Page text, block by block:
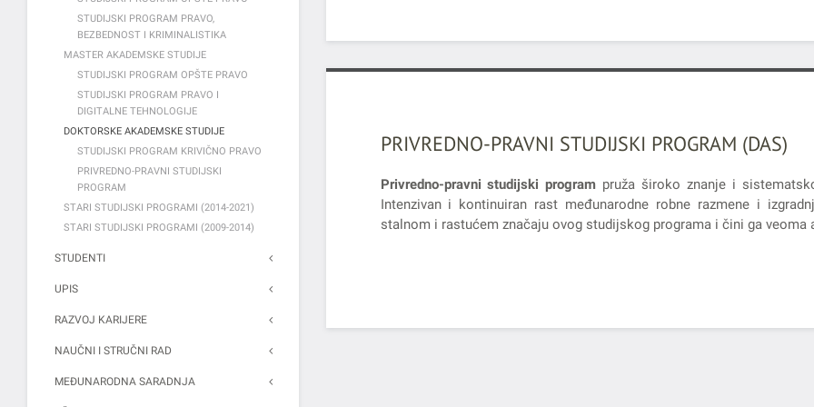
PRIVREDNO-PRAVNI STUDIJSKI PROGRAM (DAS)
Privredno-pravni studijski program pruža široko znanje i
Intenzivan i kontinuiran rast međunarodne robne razmene i
stalnom i rastućem značaju ovog studijskog programa i čini ga veoma
STUDIJSKI PROGRAM PRAVO,
BEZBEDNOST I KRIMINALISTIKA
MASTER AKADEMSKE STUDIJE
STUDIJSKI PROGRAM OPŠTE PRAVO
STUDIJSKI PROGRAM PRAVO I
DIGITALNE TEHNOLOGIJE
DOKTORSKE AKADEMSKE STUDIJE
STUDIJSKI PROGRAM KRIVIČNO PRAVO
PRIVREDNO-PRAVNI STUDIJSKI
PROGRAM
STARI STUDIJSKI PROGRAMI (2014-2021)
STARI STUDIJSKI PROGRAMI (2009-2014)
STUDENTI
UPIS
RAZVOJ KARIJERE
NAUČNI I STRUČNI RAD
MEĐUNARODNA SARADNJA